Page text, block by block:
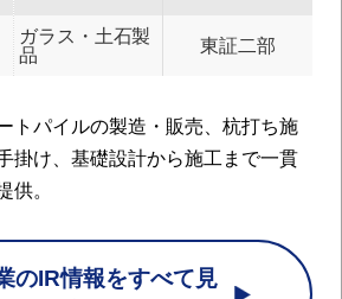
ガラス・土石製
品
東証二部
トパイルの製造・販売、杭打ち施
掛け、基礎設計から施工まで一貫
供。
のIR情報をすべて見